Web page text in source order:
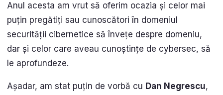
Anul acesta am vrut să oferim ocazia și celor mai
puțin pregătiți sau cunoscători în domeniul
securității cibernetice să învețe despre domeniu,
dar și celor care aveau cunoștințe de cybersec, să
le aprofundeze.
Așadar, am stat puțin de vorbă cu Dan Negrescu,